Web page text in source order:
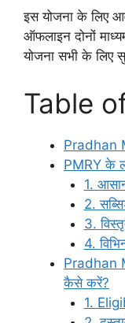
इस योजना के लिए
ऑफलाइन दोनों
योजना सभी के लिए
Table
Pradhan
PMRY के
1.
2.
3.
4.
Pradhan
कैसे करें?
1.